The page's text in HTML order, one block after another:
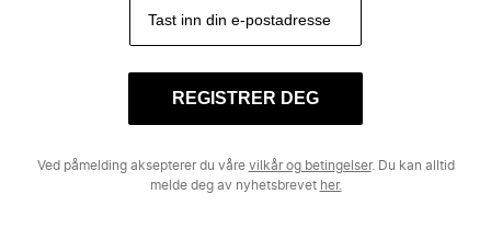
REGISTRER DEG
Ved påmelding aksepterer du våre vilkår og betingelser. Du kan alltid
melde deg av nyhetsbrevet her.